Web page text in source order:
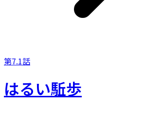
第7.1話
はるい駈歩